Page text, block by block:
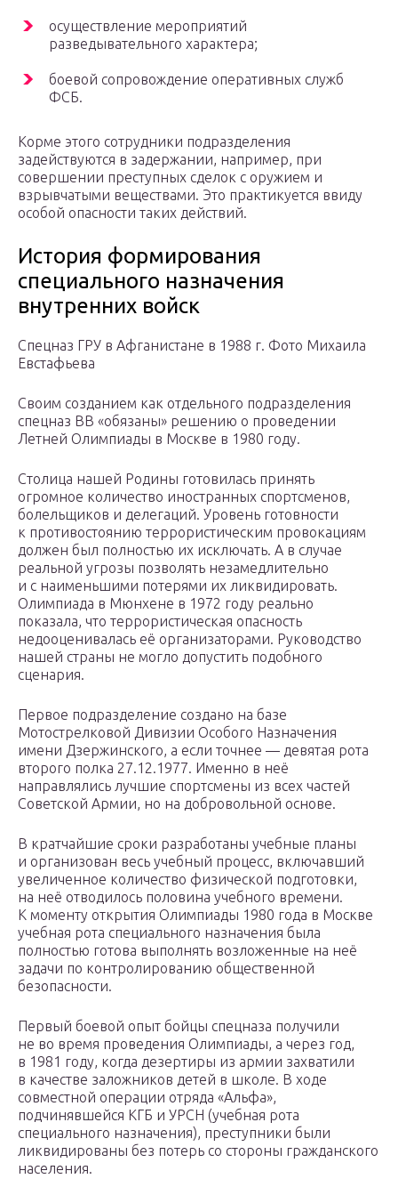
осуществление мероприятий
разведывательного характера;
боевой сопровождение оперативных служб
ФСБ.
Корме этого сотрудники подразделения
задействуются в задержании, например, при
совершении преступных сделок с оружием и
взрывчатыми веществами. Это практикуется ввиду
особой опасности таких действий.
История формирования
специального назначения
внутренних войск
Спецназ ГРУ в Афганистане в 1988 г. Фото Михаила
Евстафьева
Своим созданием как отдельного подразделения
спецназ ВВ «обязаны» решению о проведении
Летней Олимпиады в Москве в 1980 году.
Столица нашей Родины готовилась принять
огромное количество иностранных спортсменов,
болельщиков и делегаций. Уровень готовности
к противостоянию террористическим провокациям
должен был полностью их исключать. А в случае
реальной угрозы позволять незамедлительно
и с наименьшими потерями их ликвидировать.
Олимпиада в Мюнхене в 1972 году реально
показала, что террористическая опасность
недооценивалась её организаторами. Руководство
нашей страны не могло допустить подобного
сценария.
Первое подразделение создано на базе
Мотострелковой Дивизии Особого Назначения
имени Дзержинского, а если точнее — девятая рота
второго полка 27.12.1977. Именно в неё
направлялись лучшие спортсмены из всех частей
Советской Армии, но на добровольной основе.
В кратчайшие сроки разработаны учебные планы
и организован весь учебный процесс, включавший
увеличенное количество физической подготовки,
на неё отводилось половина учебного времени.
К моменту открытия Олимпиады 1980 года в Москве
учебная рота специального назначения была
полностью готова выполнять возложенные на неё
задачи по контролированию общественной
безопасности.
Первый боевой опыт бойцы спецназа получили
не во время проведения Олимпиады, а через год,
в 1981 году, когда дезертиры из армии захватили
в качестве заложников детей в школе. В ходе
совместной операции отряда «Альфа»,
подчинявшейся КГБ и УРСН (учебная рота
специального назначения), преступники были
ликвидированы без потерь со стороны гражданского
населения.